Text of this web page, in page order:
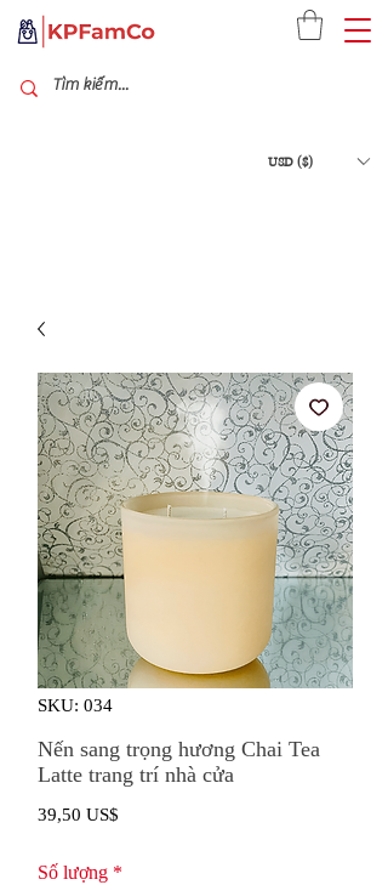
USD ($)
SKU: 034
Nến sang trọng hương Chai Tea
Latte trang trí nhà cửa
39,50 US$
Số lượng *